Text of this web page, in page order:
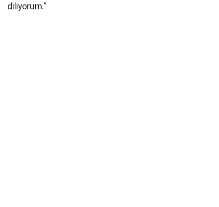
diliyorum."